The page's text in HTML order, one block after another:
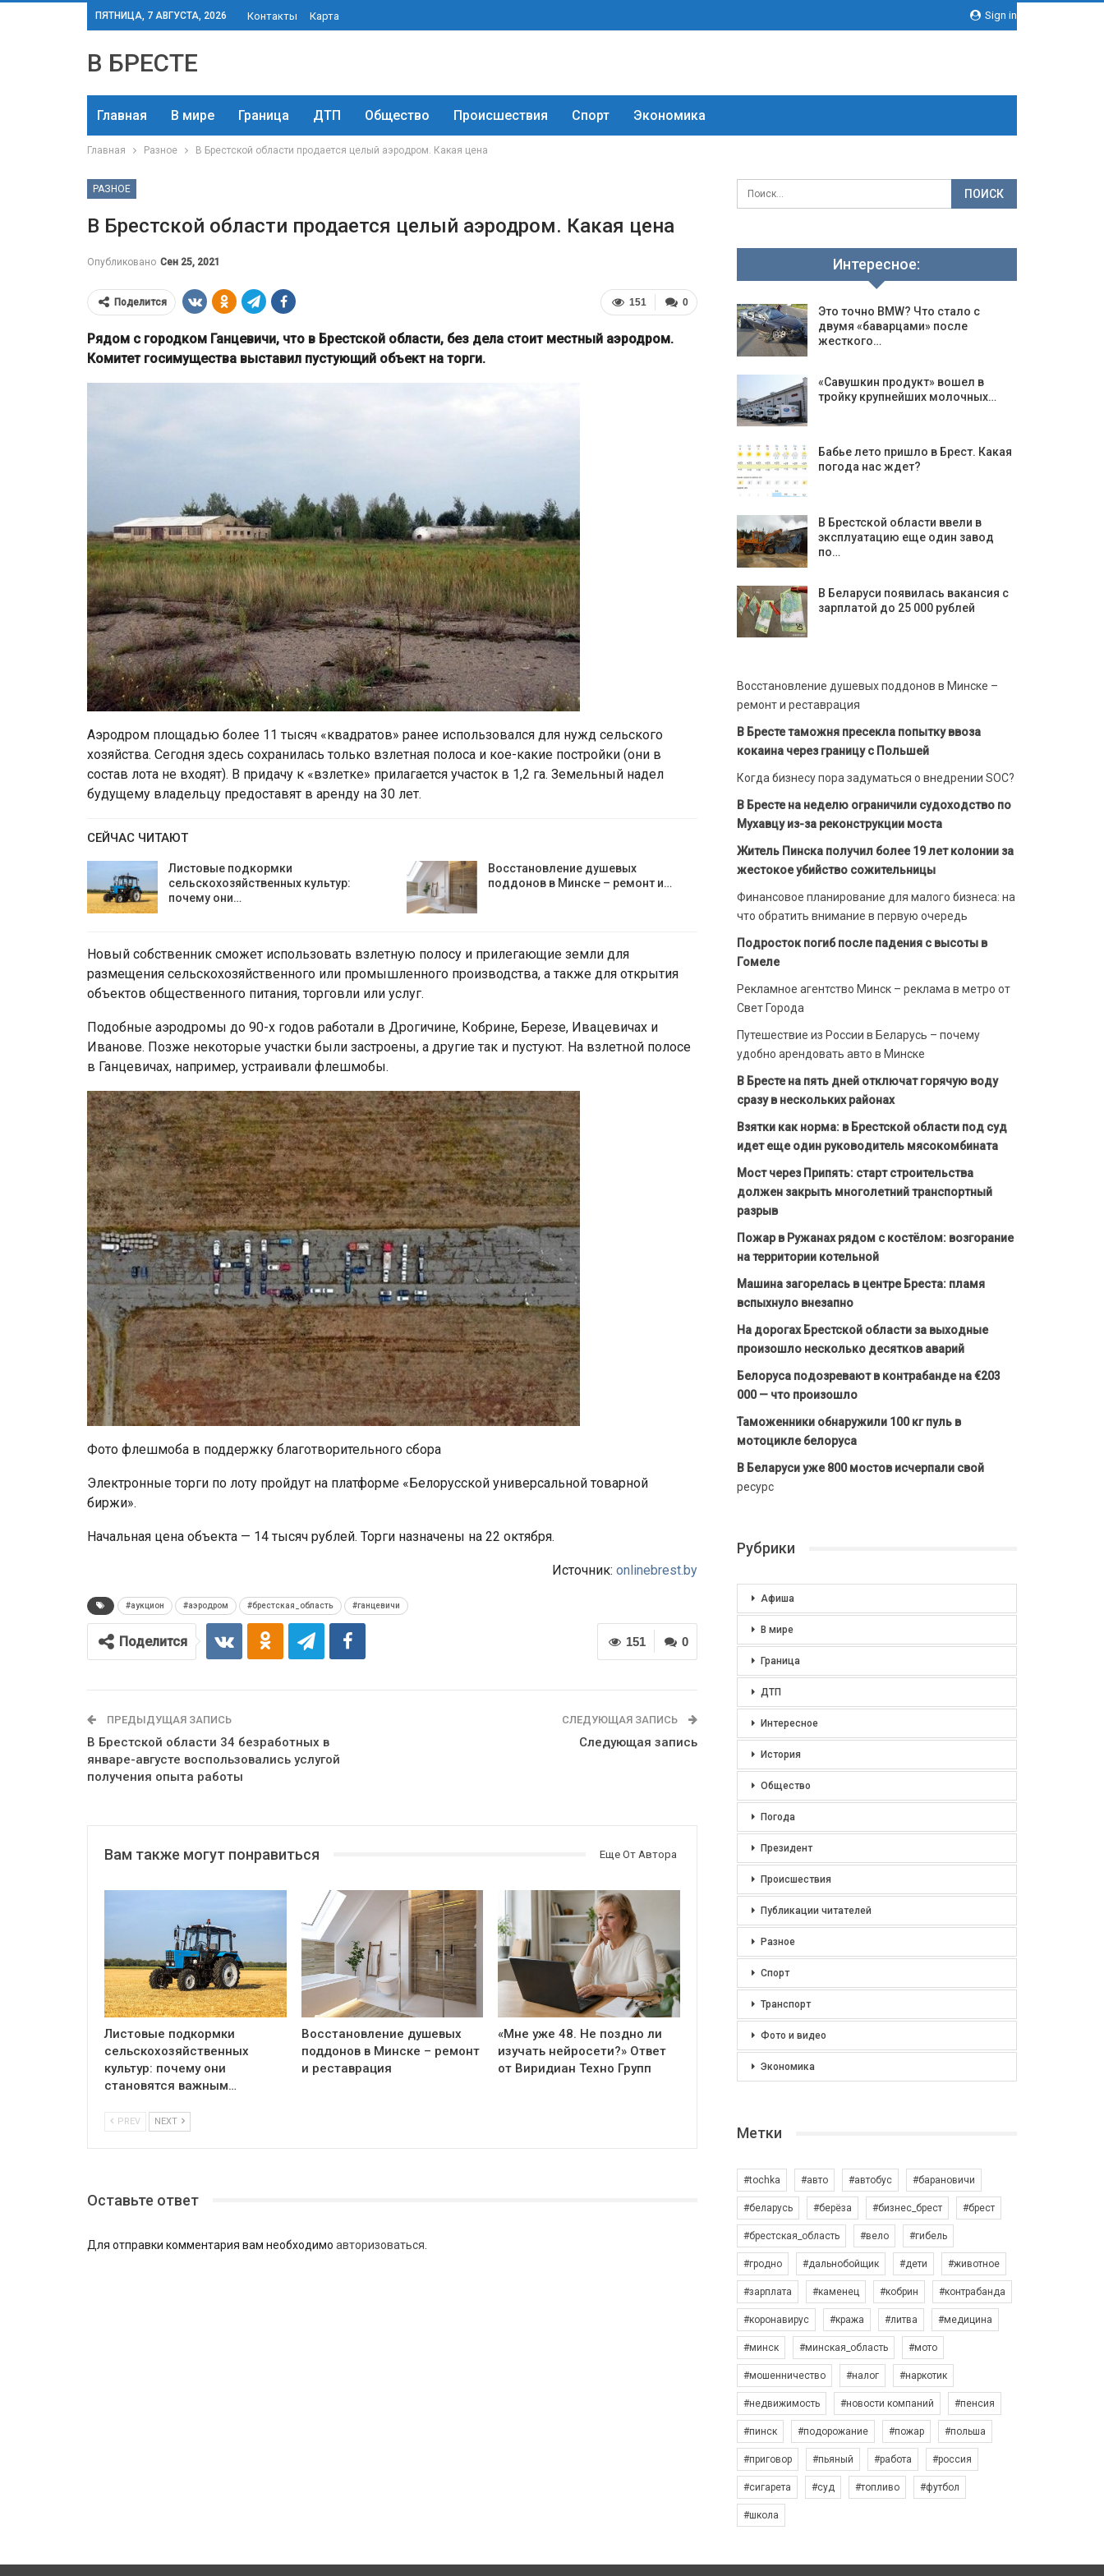
Sign in
ПЯТНИЦА, 7 АВГУСТА, 2026 Контакты Карта
В БРЕСТЕ
Главная В мире Граница ДТП Общество Происшествия Спорт Экономика
Главная Разное В Брестской области продается целый аэродром. Какая цена
РАЗНОЕ
В Брестской области продается целый аэродром. Какая цена
Опубликовано Сен 25, 2021
0
151
Поделится
Рядом с городком Ганцевичи, что в Брестской области, без дела стоит местный аэродром.
Комитет госимущества выставил пустующий объект на торги.
Аэродром площадью более 11 тысяч «квадратов» ранее использовался для нужд сельского
хозяйства. Сегодня здесь сохранилась только взлетная полоса и кое-какие постройки (они в
состав лота не входят). В придачу к «взлетке» прилагается участок в 1,2 га. Земельный надел
будущему владельцу предоставят в аренду на 30 лет.
СЕЙЧАС ЧИТАЮТ
Листовые подкормки
сельскохозяйственных культур:
почему они…
Восстановление душевых
поддонов в Минске – ремонт и…
Новый собственник сможет использовать взлетную полосу и прилегающие земли для
размещения сельскохозяйственного или промышленного производства, а также для открытия
объектов общественного питания, торговли или услуг.
Подобные аэродромы до 90-х годов работали в Дрогичине, Кобрине, Березе, Ивацевичах и
Иванове. Позже некоторые участки были застроены, а другие так и пустуют. На взлетной полосе
в Ганцевичах, например, устраивали флешмобы.
Фото флешмоба в поддержку благотворительного сбора
Электронные торги по лоту пройдут на платформе «Белорусской универсальной товарной
биржи».
Начальная цена объекта — 14 тысяч рублей. Торги назначены на 22 октября.
Источник: onlinebrest.by
#аукцион #аэродром #брестская_область #ганцевичи
0
151
Поделится
ПРЕДЫДУЩАЯ ЗАПИСЬ
В Брестской области 34 безработных в
январе-августе воспользовались услугой
получения опыта работы
СЛЕДУЮЩАЯ ЗАПИСЬ
Следующая запись
Вам также могут понравиться Еще От Автора
Листовые подкормки
сельскохозяйственных
культур: почему они
становятся важным…
Восстановление душевых
поддонов в Минске – ремонт
и реставрация
«Мне уже 48. Не поздно ли
изучать нейросети?» Ответ
от Виридиан Техно Групп
PREV NEXT
Оставьте ответ
Для отправки комментария вам необходимо авторизоваться
Интересное:
Это точно BMW? Что стало с
двумя «баварцами» после
жесткого…
«Савушкин продукт» вошел в
тройку крупнейших молочных…
Бабье лето пришло в Брест. Какая
погода нас ждет?
В Брестской области ввели в
эксплуатацию еще один завод
по…
В Беларуси появилась вакансия с
зарплатой до 25 000 рублей
Восстановление душевых поддонов в Минске –
ремонт и реставрация
В Бресте таможня пресекла попытку ввоза
кокаина через границу с Польшей
Когда бизнесу пора задуматься о внедрении SOC?
В Бресте на неделю ограничили судоходство по
Мухавцу из-за реконструкции моста
Житель Пинска получил более 19 лет колонии за
жестокое убийство сожительницы
Финансовое планирование для малого бизнеса: на
что обратить внимание в первую очередь
Подросток погиб после падения с высоты в
Гомеле
Рекламное агентство Минск – реклама в метро от
Свет Города
Путешествие из России в Беларусь – почему
удобно арендовать авто в Минске
В Бресте на пять дней отключат горячую воду
сразу в нескольких районах
Взятки как норма: в Брестской области под суд
идет еще один руководитель мясокомбината
Мост через Припять: старт строительства
должен закрыть многолетний транспортный
разрыв
Пожар в Ружанах рядом с костёлом: возгорание
на территории котельной
Машина загорелась в центре Бреста: пламя
вспыхнуло внезапно
На дорогах Брестской области за выходные
произошло несколько десятков аварий
Белоруса подозревают в контрабанде на €203
000 — что произошло
Таможенники обнаружили 100 кг пуль в
мотоцикле белоруса
В Беларуси уже 800 мостов исчерпали свой
ресурс
Рубрики
Афиша
В мире
Граница
ДТП
Интересное
История
Общество
Погода
Президент
Происшествия
Публикации читателей
Разное
Спорт
Транспорт
Фото и видео
Экономика
Метки
#tochka #авто #автобус #барановичи
#беларусь #берёза #бизнес_брест #брест
#брестская_область #вело #гибель
#гродно #дальнобойщик #дети #животное
#зарплата #каменец #кобрин #контрабанда
#коронавирус #кража #литва #медицина
#минск #минская_область #мото
#мошенничество #налог #наркотик
#недвижимость #новости компаний #пенсия
#пинск #подорожание #пожар #польша
#приговор #пьяный #работа #россия
#сигарета #суд #топливо #футбол
#школа